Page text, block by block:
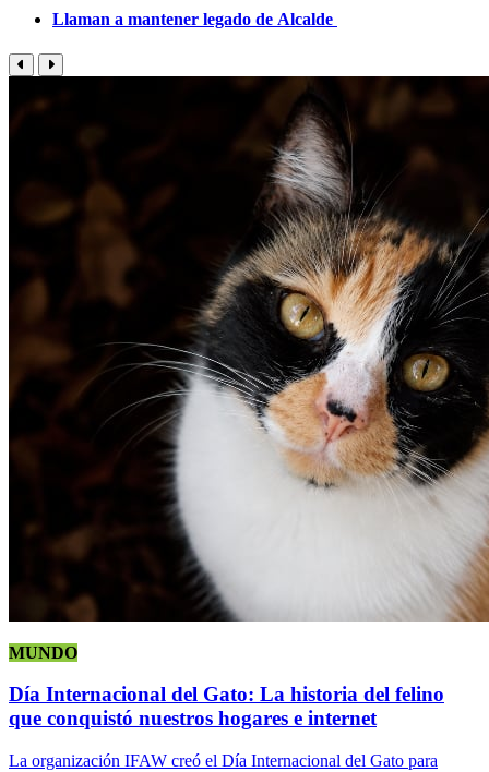
Llaman a mantener legado de Alcalde
MUNDO
Día Internacional del Gato: La historia del felino
que conquistó nuestros hogares e internet
La organización IFAW creó el Día Internacional del Gato para